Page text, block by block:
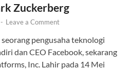
Zuckerberg
- Leave a Comment
pengusaha teknologi
dan CEO Facebook, sekarang
Inc. Lahir pada 14 Mei